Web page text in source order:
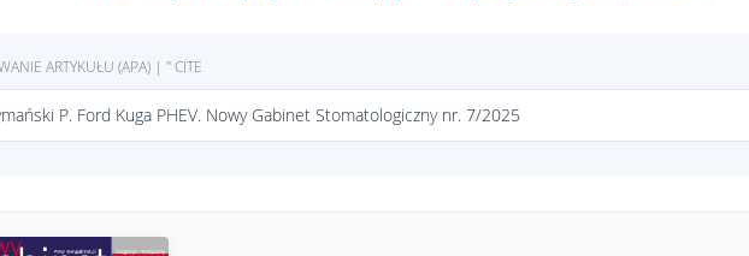
ARTYKUŁU (APA) | " CITE
P. Ford Kuga PHEV. Nowy Gabinet Stomatologiczny nr. 7/2025